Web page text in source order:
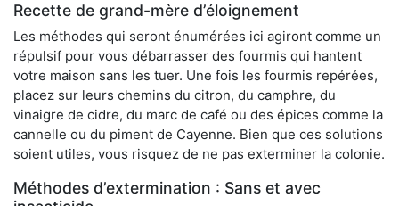
Recette de grand-mère d’éloignement
Les méthodes qui seront énumérées ici agiront comme un
répulsif pour vous débarrasser des fourmis qui hantent
votre maison sans les tuer. Une fois les fourmis repérées,
placez sur leurs chemins du citron, du camphre, du
vinaigre de cidre, du marc de café ou des épices comme la
cannelle ou du piment de Cayenne. Bien que ces solutions
soient utiles, vous risquez de ne pas exterminer la colonie.
Méthodes d’extermination : Sans et avec